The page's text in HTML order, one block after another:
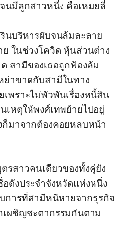
นมีลูกสาวหนึ่ง คือเหมยลี่
นบริหารผับจนล้มละลาย
ในช่วงโควิด หุ้นส่วนต่าง
สามีของเธอถูกฟ้องล้ม
ย่าขาดกับสามีในทาง
เพราะไม่พัวพันเรื่องหนี้สิน
เหตุให้พงศ์เทพย้ายไปอยู่
มาจากต้องคอยหลบหน้า
รสาวคนเดียวของทั้งคู่ยัง
อดังประจำจังหวัดแห่งหนึ่ง
การที่สามีหนีหายจากธุรกิจ
เผชิญชะตากรรมกันตาม